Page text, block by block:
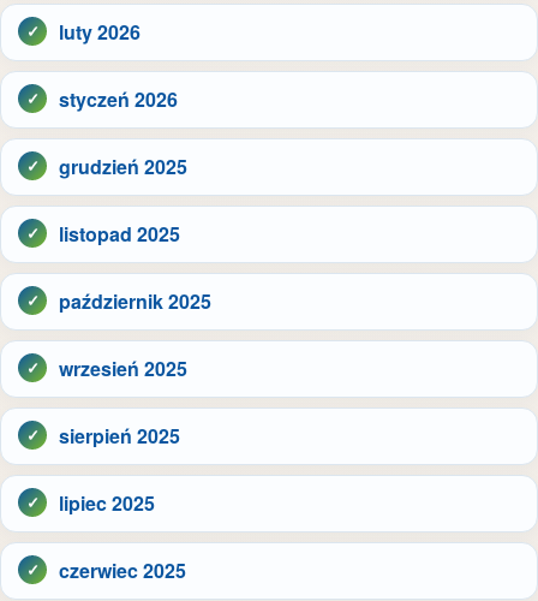
luty 2026
styczeń 2026
grudzień 2025
listopad 2025
październik 2025
wrzesień 2025
sierpień 2025
lipiec 2025
czerwiec 2025